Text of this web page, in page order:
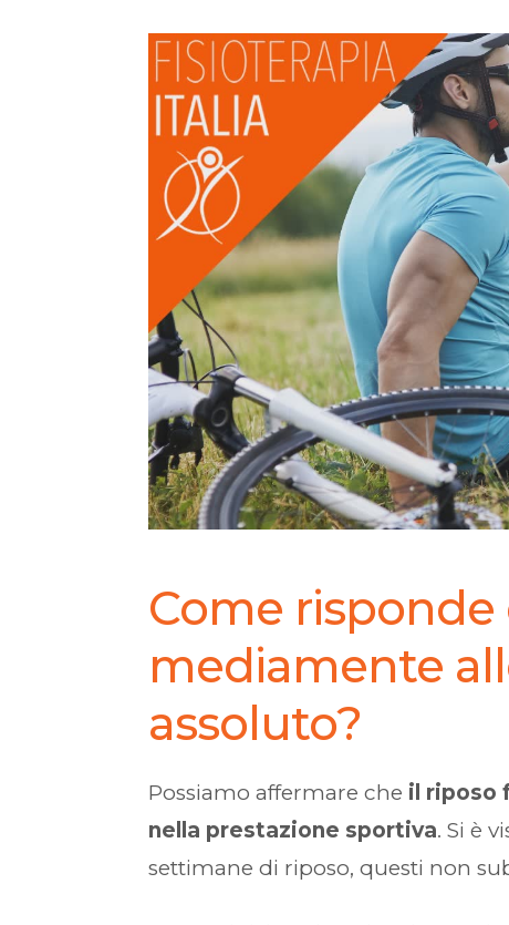
Come
mediamente
assoluto?
Possiamo affermare che il riposo
nella prestazione sportiva. Si è
settimane di riposo, questi non